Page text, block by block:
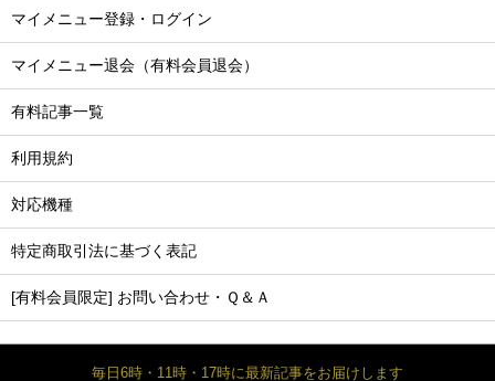
マイメニュー登録・ログイン
マイメニュー退会（有料会員退会）
有料記事一覧
利用規約
対応機種
特定商取引法に基づく表記
[有料会員限定] お問い合わせ・Ｑ＆Ａ
毎日6時・11時・17時に最新記事をお届けします